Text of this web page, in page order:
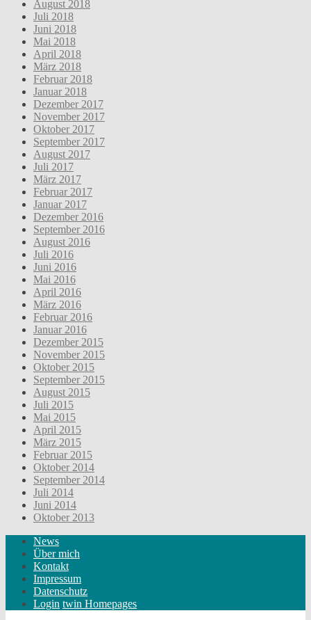
August 2018
Juli 2018
Juni 2018
Mai 2018
April 2018
März 2018
Februar 2018
Januar 2018
Dezember 2017
November 2017
Oktober 2017
September 2017
August 2017
Juli 2017
März 2017
Februar 2017
Januar 2017
Dezember 2016
September 2016
August 2016
Juli 2016
Juni 2016
Mai 2016
April 2016
März 2016
Februar 2016
Januar 2016
Dezember 2015
November 2015
Oktober 2015
September 2015
August 2015
Juli 2015
Mai 2015
April 2015
März 2015
Februar 2015
Oktober 2014
September 2014
Juli 2014
Juni 2014
Oktober 2013
News
Über mich
Kontakt
Impressum
Datenschutz
Login twin Homepages